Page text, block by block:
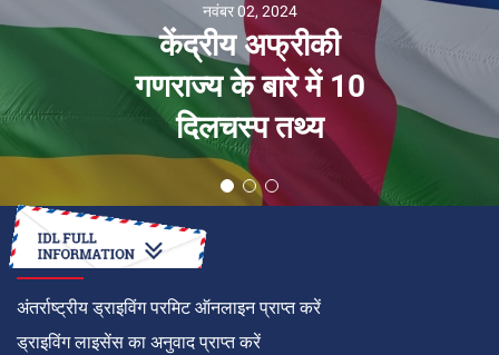
नवंबर 02, 2024
केंद्रीय अफ्रीकी
गणराज्य के बारे में 10
दिलचस्प तथ्य
कैसे करें
अंतर्राष्ट्रीय ड्राइविंग परमिट ऑनलाइन प्राप्त करें
ड्राइविंग लाइसेंस का अनुवाद प्राप्त करें